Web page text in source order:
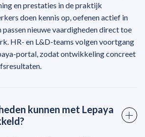
en prestaties in de praktijk
doen kennis op, oefenen actief in
passen nieuwe vaardigheden direct toe
HR- en L&D-teams volgen voortgang
portal, zodat ontwikkeling concreet
kunnen met Lepaya